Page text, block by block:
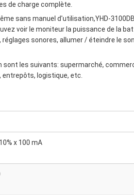
de charge complète.
sans manuel d'utilisation,YHD-
voir le moniteur la puissance de la
réglages sonores, allumer / éteindre le
sont les suivants: supermarché,
logistique, etc.
x 100 mA